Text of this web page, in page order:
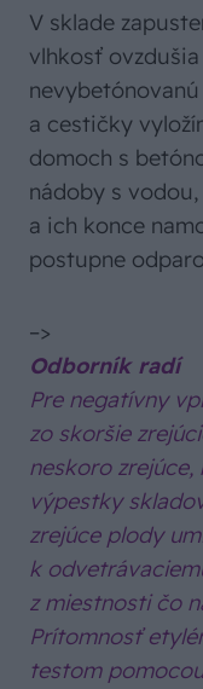
V sklade
vlhkosť
a cestičky
domoch s
nádoby s
a ich konce
postupne
–>
Odborník radí
Pre negatívny
zo skoršie
neskoro zrejúce,
výpestky
zrejúce plody
k
z miestnosti čo
Prítomnosť
testom